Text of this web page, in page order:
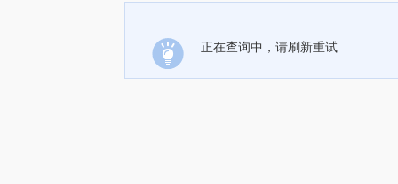
正在查询中，请刷新重试